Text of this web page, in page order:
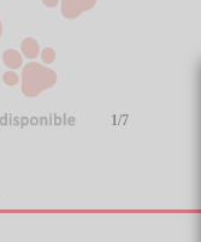
1/7